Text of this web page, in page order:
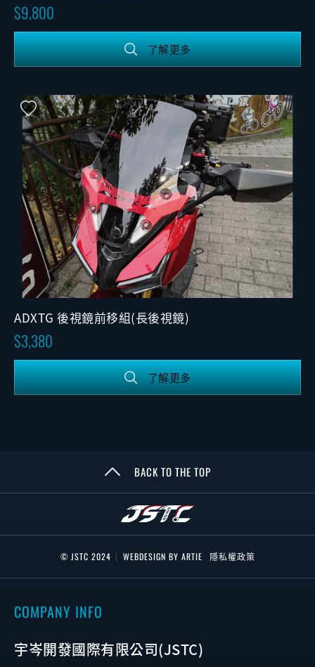
9,800
了解更多
ADXTG 後視鏡前移組(長後視鏡)
3,380
了解更多
BACK TO THE TOP
© JSTC 2024 | WEBDESIGN BY ARTIE 隱私權政策
COMPANY INFO
宇岑開發國際有限公司(JSTC)